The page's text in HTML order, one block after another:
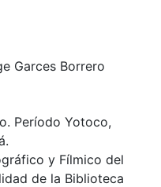
Garces Borrero
Período Yotoco,
y Fílmico del
de la Biblioteca